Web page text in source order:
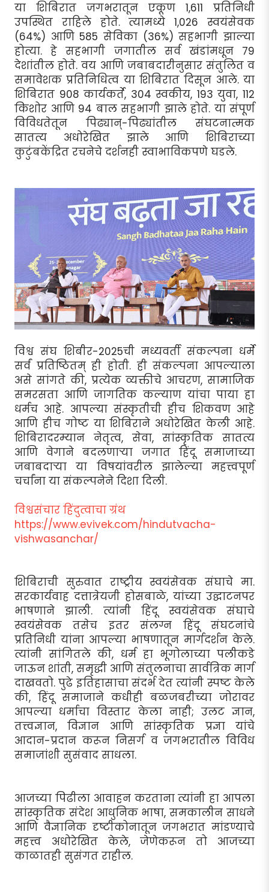
या शिबिरात जगभरातून एकूण 1,611 प्रतिनिधी
उपस्थित राहिले होते. त्यामध्ये 1,026 स्वयंसेवक
(64%) आणि 585 सेविका (36%) सहभागी झाल्या
होत्या. हे सहभागी जगातील सर्व खंडांमधून 79
देशांतील होते. वय आणि जबाबदारीनुसार संतुलित व
समावेशक प्रतिनिधित्व या शिबिरात दिसून आले. या
शिबिरात 908 कार्यकर्ते, 304 स्वकीय, 193 युवा, 112
किशोर आणि 94 बाल सहभागी झाले होते. या संपूर्ण
विविधतेतून पिढ्यान्-पिढ्यांतील संघटनात्मक
सातत्य अधोरेखित झाले आणि शिबिराच्या
कुटुंबकेंद्रित रचनेचे दर्शनही स्वाभाविकपणे घडले.
विश्व संघ शिबीर-2025ची मध्यवर्ती संकल्पना धर्मे
सर्वं प्रतिष्ठितम् ही होती. ही संकल्पना आपल्याला
असे सांगते की, प्रत्येक व्यक्तीचे आचरण, सामाजिक
समरसता आणि जागतिक कल्याण यांचा पाया हा
धर्मच आहे. आपल्या संस्कृतीची हीच शिकवण आहे
आणि हीच गोष्ट या शिबिराने अधोरेखित केली आहे.
शिबिरादरम्यान नेतृत्व, सेवा, सांस्कृतिक सातत्य
आणि वेगाने बदलणार्‍या जगात हिंदू समाजाच्या
जबाबदार्‍या या विषयांवरील झालेल्या महत्त्वपूर्ण
चर्चांना या संकल्पनेने दिशा दिली.
विश्वसंचार हिंदुत्वाचा ग्रंथ
https://www.evivek.com/hindutvacha-
vishwasanchar/
शिबिराची सुरुवात राष्ट्रीय स्वयंसेवक संघाचे मा.
सरकार्यवाह दत्तात्रेयजी होसबाळे, यांच्या उद्घाटनपर
भाषणाने झाली. त्यांनी हिंदू स्वयंसेवक संघाचे
स्वयंसेवक तसेच इतर संलग्न हिंदू संघटनांचे
प्रतिनिधी यांना आपल्या भाषणातून मार्गदर्शन केले.
त्यांनी सांगितले की, धर्म हा भूगोलाच्या पलीकडे
जाऊन शांती, समृद्धी आणि संतुलनाचा सार्वत्रिक मार्ग
दाखवतो. पुढे इतिहासाचा संदर्भ देत त्यांनी स्पष्ट केले
की, हिंदू समाजाने कधीही बळजबरीच्या जोरावर
आपल्या धर्माचा विस्तार केला नाही; उलट ज्ञान,
तत्त्वज्ञान, विज्ञान आणि सांस्कृतिक प्रज्ञा यांचे
आदान-प्रदान करून निसर्ग व जगभरातील विविध
समाजांशी सुसंवाद साधला.
आजच्या पिढीला आवाहन करताना त्यांनी हा आपला
सांस्कृतिक संदेश आधुनिक भाषा, समकालीन साधने
आणि वैज्ञानिक दृष्टीकोनातून जगभरात मांडण्याचे
महत्त्व अधोरेखित केले, जेणेकरून तो आजच्या
काळातही सुसंगत राहील.